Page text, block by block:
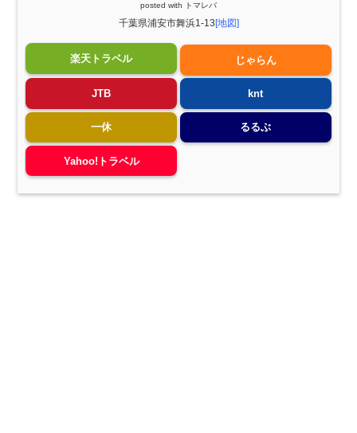
posted with トマレバ
千葉県浦安市舞浜1-13 [地図]
楽天トラベル じゃらん
JTB knt
一休 るるぶ
Yahoo!トラベル